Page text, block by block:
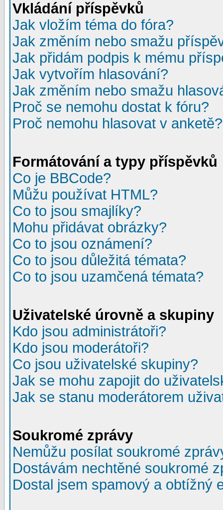
Vkládání příspěvků
Jak vložím téma do fóra?
Jak změním nebo smažu
Jak přidám podpis k mému
Jak vytvořím hlasování?
Jak změním nebo smažu
Proč se nemohu dostat k fóru?
Proč nemohu hlasovat v anketě?
Formátování a typy příspěvků
Co je BBCode?
Můžu používat HTML?
Co to jsou smajlíky?
Mohu přidávat obrázky?
Co to jsou oznámení?
Co to jsou důležitá témata?
Co to jsou uzamčená témata?
Uživatelské úrovně a skupiny
Kdo jsou administrátoři?
Kdo jsou moderátoři?
Co jsou uživatelské skupiny?
Jak se mohu zapojit do
Jak se stanu moderátorem
Soukromé zprávy
Nemůžu posílat soukromé
Dostávám nechtěné soukromé
Dostal jsem spamový a obtížný